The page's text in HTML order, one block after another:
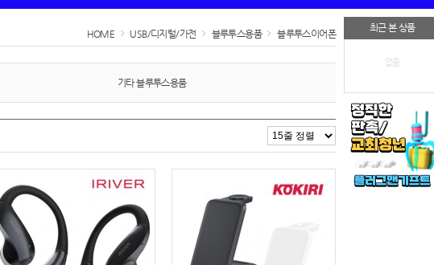
최근 본 상품
없음
HOME USB/디지털/가전 블루투스용품 블루투스이어폰
기타 블루투스용품